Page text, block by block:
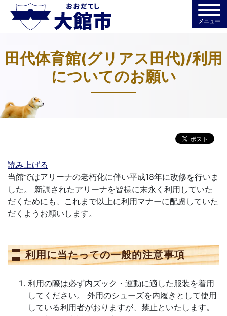
メニュー
田代体育館(グリアス田代)/利用
についてのお願い
読み上げる
当館ではアリーナの老朽化に伴い平成18年に改修を行いま
した。 新調されたアリーナを皆様に末永く利用していた
だくためにも、これまで以上に利用マナーに配慮していた
だくようお願いします。
利用に当たっての一般的注意事項
利用の際は必ず内ズック・運動に適した服装を着用
してください。 外用のシューズを内履きとして使用
している利用者がおりますが、禁止といたします。